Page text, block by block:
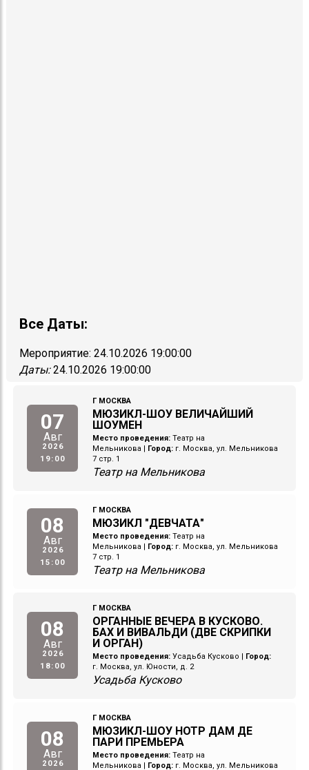
Все Даты:
Мероприятие:24.10.2026 19:00:00
Даты:24.10.2026 19:00:00
07
Авг
2026
19:00
Г МОСКВА
МЮЗИКЛ-ШОУ ВЕЛИЧАЙШИЙ
ШОУМЕН
Место проведения: Театр на
Мельникова | Город: г. Москва, ул. Мельникова
7 стр. 1
Театр на Мельникова
08
Авг
2026
15:00
Г МОСКВА
МЮЗИКЛ "ДЕВЧАТА"
Место проведения: Театр на
Мельникова | Город: г. Москва, ул. Мельникова
7 стр. 1
Театр на Мельникова
08
Авг
2026
18:00
Г МОСКВА
ОРГАННЫЕ ВЕЧЕРА В КУСКОВО.
БАХ И ВИВАЛЬДИ (ДВЕ СКРИПКИ
И ОРГАН)
Место проведения: Усадьба Кусково | Город:
г. Москва, ул. Юности, д. 2
Усадьба Кусково
08
Авг
2026
Г МОСКВА
МЮЗИКЛ-ШОУ НОТР ДАМ ДЕ
ПАРИ ПРЕМЬЕРА
Место проведения: Театр на
Мельникова | Город: г. Москва, ул. Мельникова